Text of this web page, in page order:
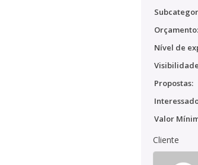
Orçamento:
Nível de
Propostas:
Valor
Cliente